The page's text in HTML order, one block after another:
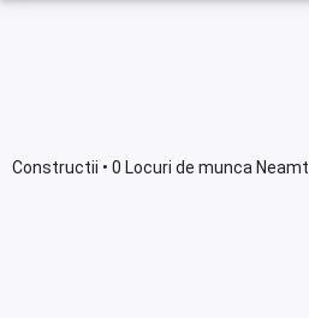
Constructii • 0 Locuri de munca Neamt